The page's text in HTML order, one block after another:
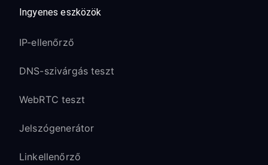
Ingyenes eszközök
IP-ellenőrző
DNS-szivárgás teszt
WebRTC teszt
Jelszógenerátor
Linkellenőrző